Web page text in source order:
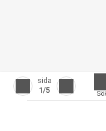
sida
1/5